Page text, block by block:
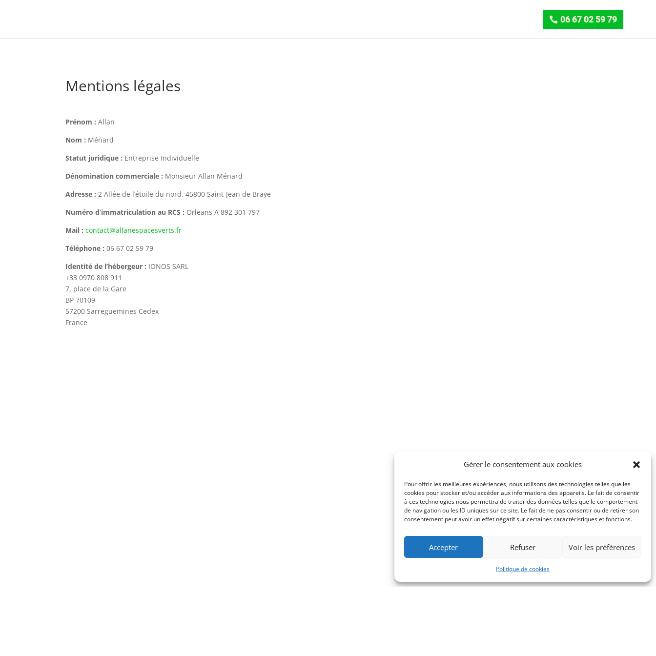
Gérer le consentement aux cookies
Pour offrir les meilleures expériences, nous utilisons des technologies telles que les
cookies pour stocker et/ou accéder aux informations des appareils. Le fait de consentir
à ces technologies nous permettra de traiter des données telles que le comportement
de navigation ou les ID uniques sur ce site. Le fait de ne pas consentir ou de retirer son
consentement peut avoir un effet négatif sur certaines caractéristiques et fonctions.
Accepter Refuser Voir les préférences
Politique de cookies
06 67 02 59 79
Mentions légales
Prénom : Allan
Nom : Ménard
Statut juridique : Entreprise Individuelle
Dénomination commerciale : Monsieur Allan Ménard
Adresse : 2 Allée de l’étoile du nord, 45800 Saint-Jean de Braye
Numéro d’immatriculation au RCS : Orleans A 892 301 797
Mail : contact@allanespacesverts.fr
Téléphone : 06 67 02 59 79
Identité de l’hébergeur : IONOS SARL
+33 0970 808 911
7, place de la Gare
BP 70109
57200 Sarreguemines Cedex
France